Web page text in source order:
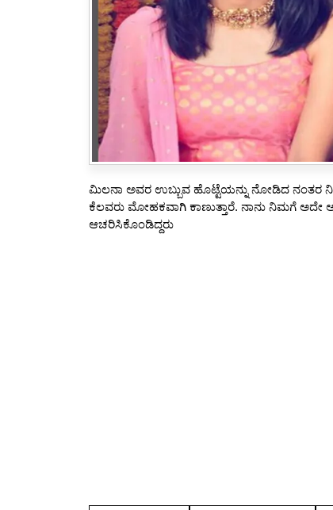
ಮಿಲನಾ ಅವರ ಉಬ್ಬುವ ಹೊಟ್ಟೆಯನ್ನು ನೋಡಿದ ನಂತರ
ಕೆಲವರು ಮೋಹಕವಾಗಿ ಕಾಣುತ್ತಾರೆ. ನಾನು ನಿಮಗೆ ಅದೇ
ಆಚರಿಸಿಕೊಂಡಿದ್ದರು